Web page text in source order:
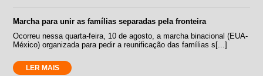
Marcha para unir as famílias separadas pela fronteira
Ocorreu nessa quarta-feira, 10 de agosto, a marcha binacional (EUA-
México) organizada para pedir a reunificação das famílias s[...]
LER MAIS